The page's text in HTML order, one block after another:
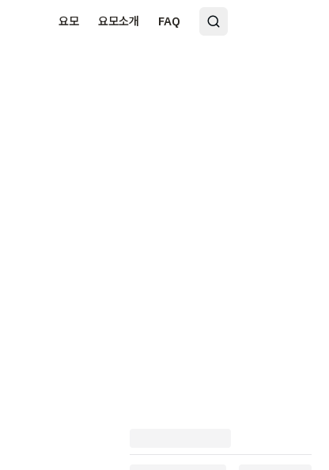
요모 요모소개 FAQ